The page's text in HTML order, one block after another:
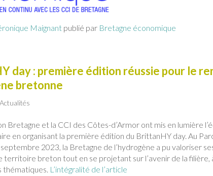
Maignant publié par Bretagne économique
day : première édition réussie pour le
bretonne
Actualités
Bretagne et la CCI des Côtes-d’Armor ont mis en lumière
en organisant la première édition du BrittanHY day. Au
2023, la Bretagne de l’hydrogène a pu valoriser
territoire breton tout en se projetant sur l’avenir de la
thématiques. L’intégralité de l’article